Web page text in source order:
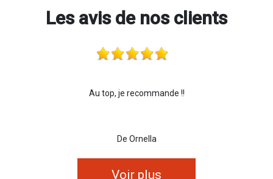
Les avis de nos clients
Au top, je recommande !!
De Ornella
Voir plus